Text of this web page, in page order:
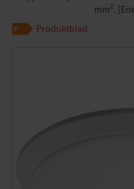
mm².
Produktblad